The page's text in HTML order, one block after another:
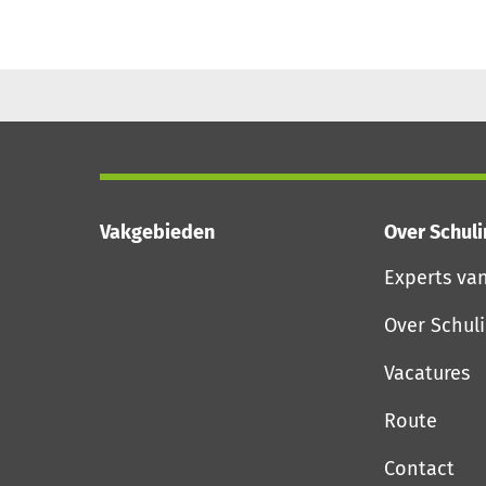
Vakgebieden
Over
Experts
Over
Vacatures
Route
Contact